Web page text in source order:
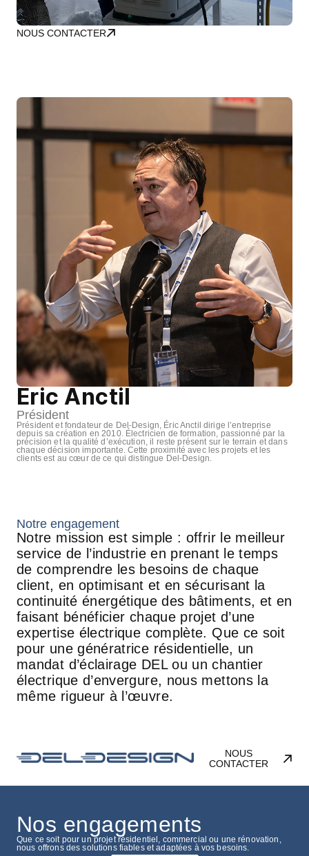
NOUS CONTACTER
Eric Anctil
Président
Président et fondateur de Del-Design, Éric Anctil dirige l’entreprise
depuis sa création en 2010. Électricien de formation, passionné par la
précision et la qualité d’exécution, il reste présent sur le terrain et dans
chaque décision importante. Cette proximité avec les projets et les
clients est au cœur de ce qui distingue Del-Design.
Notre engagement
Notre mission est simple : offrir le meilleur
service de l’industrie en prenant le temps
de comprendre les besoins de chaque
client, en optimisant et en sécurisant la
continuité énergétique des bâtiments, et en
faisant bénéficier chaque projet d’une
expertise électrique complète. Que ce soit
pour une génératrice résidentielle, un
mandat d’éclairage DEL ou un chantier
électrique d’envergure, nous mettons la
même rigueur à l’œuvre.
NOUS
CONTACTER
Nos engagements
Que ce soit pour un projet résidentiel, commercial ou une rénovation,
nous offrons des solutions fiables et adaptées à vos besoins.